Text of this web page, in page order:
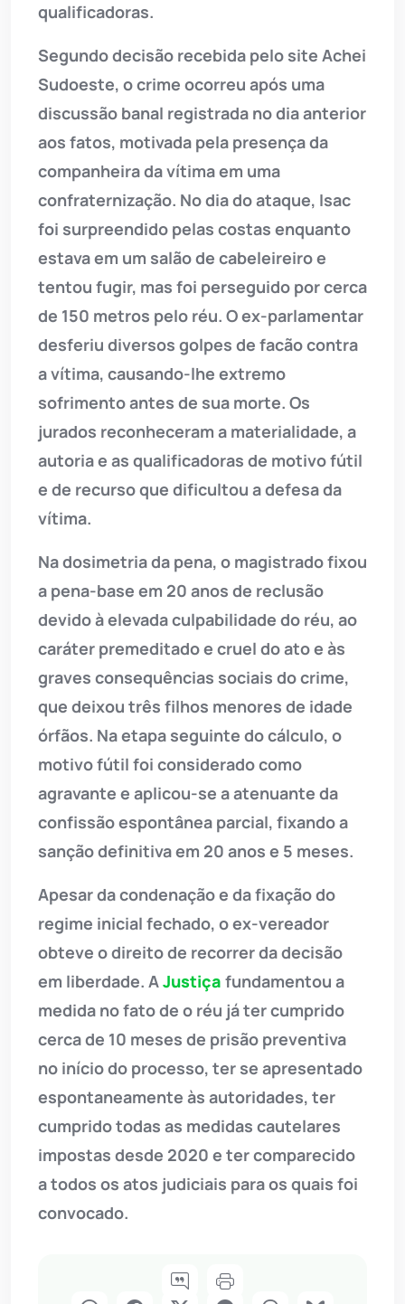
qualificadoras.
Segundo decisão recebida pelo site Achei
Sudoeste, o crime ocorreu após uma
discussão banal registrada no dia anterior
aos fatos, motivada pela presença da
companheira da vítima em uma
confraternização. No dia do ataque, Isac
foi surpreendido pelas costas enquanto
estava em um salão de cabeleireiro e
tentou fugir, mas foi perseguido por cerca
de 150 metros pelo réu. O ex-parlamentar
desferiu diversos golpes de facão contra
a vítima, causando-lhe extremo
sofrimento antes de sua morte. Os
jurados reconheceram a materialidade, a
autoria e as qualificadoras de motivo fútil
e de recurso que dificultou a defesa da
vítima.
Na dosimetria da pena, o magistrado fixou
a pena-base em 20 anos de reclusão
devido à elevada culpabilidade do réu, ao
caráter premeditado e cruel do ato e às
graves consequências sociais do crime,
que deixou três filhos menores de idade
órfãos. Na etapa seguinte do cálculo, o
motivo fútil foi considerado como
agravante e aplicou-se a atenuante da
confissão espontânea parcial, fixando a
sanção definitiva em 20 anos e 5 meses.
Apesar da condenação e da fixação do
regime inicial fechado, o ex-vereador
obteve o direito de recorrer da decisão
em liberdade. AJustiça fundamentou a
medida no fato de o réu já ter cumprido
cerca de 10 meses de prisão preventiva
no início do processo, ter se apresentado
espontaneamente às autoridades, ter
cumprido todas as medidas cautelares
impostas desde 2020 e ter comparecido
a todos os atos judiciais para os quais foi
convocado.